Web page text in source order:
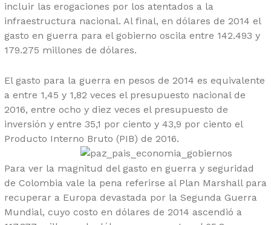
incluir las erogaciones por los atentados a la
infraestructura nacional. Al final, en dólares de 2014 el
gasto en guerra para el gobierno oscila entre 142.493 y
179.275 millones de dólares.
El gasto para la guerra en pesos de 2014 es equivalente
a entre 1,45 y 1,82 veces el presupuesto nacional de
2016, entre ocho y diez veces el presupuesto de
inversión y entre 35,1 por ciento y 43,9 por ciento el
Producto Interno Bruto (PIB) de 2016.
Para ver la magnitud del gasto en guerra y seguridad
de Colombia vale la pena referirse al Plan Marshall para
recuperar a Europa devastada por la Segunda Guerra
Mundial, cuyo costo en dólares de 2014 ascendió a